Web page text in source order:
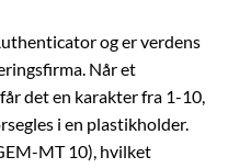
og er verdens
Når et
det en karakter fra 1-10,
i en plastikholder.
MT 10), hvilket